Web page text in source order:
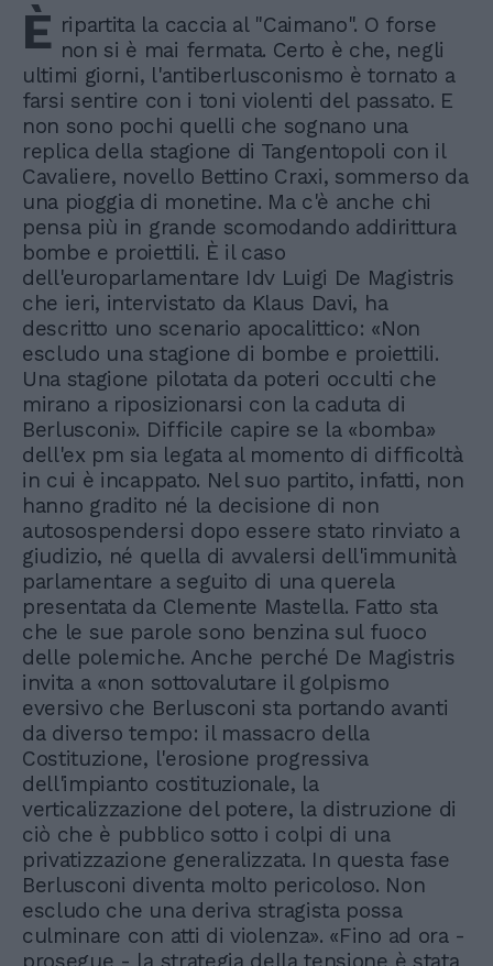
È ripartita la caccia al "Caimano". O forse
non si è mai fermata. Certo è che, negli
ultimi giorni, l'antiberlusconismo è tornato a
farsi sentire con i toni violenti del passato. E
non sono pochi quelli che sognano una
replica della stagione di Tangentopoli con il
Cavaliere, novello Bettino Craxi, sommerso da
una pioggia di monetine. Ma c'è anche chi
pensa più in grande scomodando addirittura
bombe e proiettili. È il caso
dell'europarlamentare Idv Luigi De Magistris
che ieri, intervistato da Klaus Davi, ha
descritto uno scenario apocalittico: «Non
escludo una stagione di bombe e proiettili.
Una stagione pilotata da poteri occulti che
mirano a riposizionarsi con la caduta di
Berlusconi». Difficile capire se la «bomba»
dell'ex pm sia legata al momento di difficoltà
in cui è incappato. Nel suo partito, infatti, non
hanno gradito né la decisione di non
autosospendersi dopo essere stato rinviato a
giudizio, né quella di avvalersi dell'immunità
parlamentare a seguito di una querela
presentata da Clemente Mastella. Fatto sta
che le sue parole sono benzina sul fuoco
delle polemiche. Anche perché De Magistris
invita a «non sottovalutare il golpismo
eversivo che Berlusconi sta portando avanti
da diverso tempo: il massacro della
Costituzione, l'erosione progressiva
dell'impianto costituzionale, la
verticalizzazione del potere, la distruzione di
ciò che è pubblico sotto i colpi di una
privatizzazione generalizzata. In questa fase
Berlusconi diventa molto pericoloso. Non
escludo che una deriva stragista possa
culminare con atti di violenza». «Fino ad ora -
prosegue - la strategia della tensione è stata